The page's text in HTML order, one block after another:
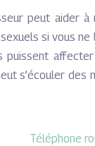
peut aider
si vous
affecter
s’écouler des
Téléphone